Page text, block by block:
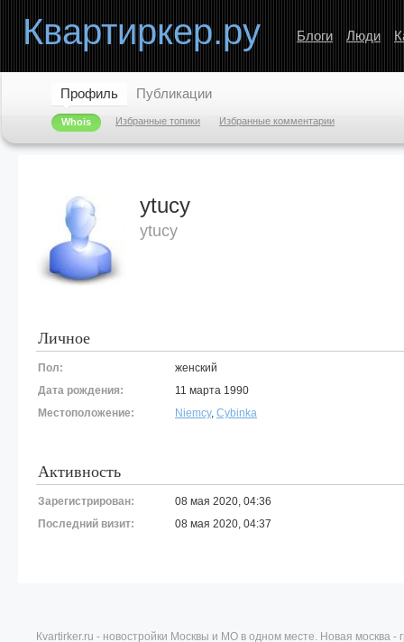
Квартиркер.ру Блоги Люди
Профиль
Whois Избранные топики Избранные комментарии
Публикации
ytucy
ytucy
Личное
Пол:
женский
Дата рождения:
11 марта 1990
Местоположение:
Niemcy, Cybinka
Активность
Зарегистрирован:
08 мая 2020, 04:36
Последний визит:
08 мая 2020, 04:37
Кvartirker.ru - новостройки Москвы и МО в одном месте. Новая москва